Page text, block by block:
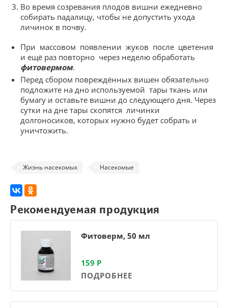
Во время созревания плодов вишни ежедневно
собирать падалицу, чтобы не допустить ухода
личинок в почву.
При массовом появлении жуков после цветения
и ещё раз повторно через неделю обработать
фитовермом.
Перед сбором повреждённых вишен обязательно
подложите на дно используемой тары ткань или
бумагу и оставьте вишни до следующего дня. Через
сутки на дне тары скопятся личинки
долгоносиков, которых нужно будет собрать и
уничтожить.
Жизнь насекомых Насекомые
Рекомендуемая продукция
Фитоверм, 50 мл
159 Р
ПОДРОБНЕЕ